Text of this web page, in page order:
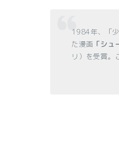
1984年、「
た漫画 「シュ
リ）を受賞。